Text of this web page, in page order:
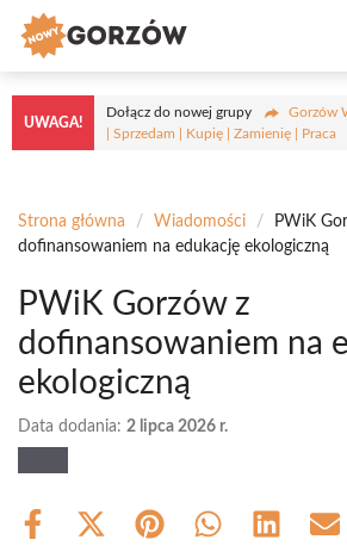
Przejdź
treści
UWAGA!
Dołącz do nowej grupy
Gorzów
| Sprzedam | Kupię | Zamienię | Praca
Strona główna / Wiadomości /
PWiK
dofinansowaniem na edukację ekologiczną
PWiK Gorzów z
dofinansowaniem na
ekologiczną
Data dodania: 2 lipca 2026 r.
Share
Share Share Share Share